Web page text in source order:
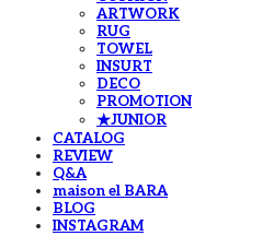
ARTWORK
RUG
TOWEL
INSURT
DECO
PROMOTION
★JUNIOR
CATALOG
REVIEW
Q&A
maison el BARA
BLOG
INSTAGRAM